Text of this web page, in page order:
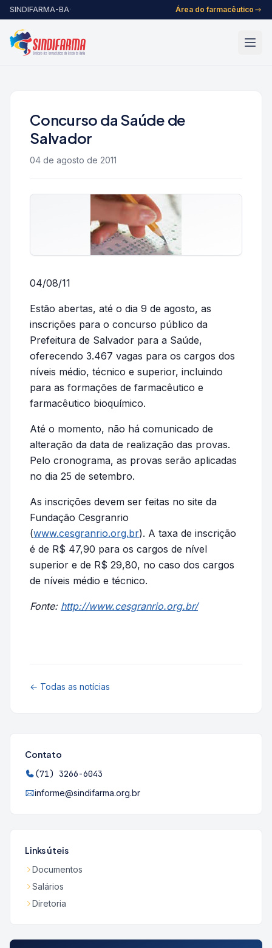
Pular para o conteúdo
SINDIFARMA-BA· Área do farmacêutico
Concurso da Saúde de
Salvador
04 de agosto de 2011
04/08/11
Estão abertas, até o dia 9 de agosto, as
inscrições para o concurso público da
Prefeitura de Salvador para a Saúde,
oferecendo 3.467 vagas para os cargos dos
níveis médio, técnico e superior, incluindo
para as formações de farmacêutico e
farmacêutico bioquímico.
Até o momento, não há comunicado de
alteração da data de realização das provas.
Pelo cronograma, as provas serão aplicadas
no dia 25 de setembro.
As inscrições devem ser feitas no site da
Fundação Cesgranrio
(www.cesgranrio.org.br). A taxa de inscrição
é de R$ 47,90 para os cargos de nível
superior e de R$ 29,80, no caso dos cargos
de níveis médio e técnico.
Fonte: http://www.cesgranrio.org.br/
← Todas as notícias
Contato
(71) 3266-6043
informe@sindifarma.org.br
Links úteis
Documentos
Salários
Diretoria